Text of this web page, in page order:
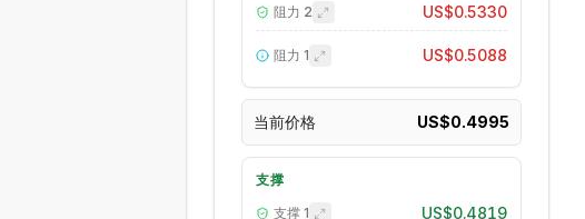
阻力 2 US$0.5330
阻力 1 US$0.5088
当前价格 US$0.4995
支撑
支撑 1 US$0.4819